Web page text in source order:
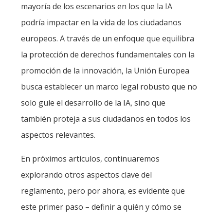
mayoría de los escenarios en los que la IA
podría impactar en la vida de los ciudadanos
europeos. A través de un enfoque que equilibra
la protección de derechos fundamentales con la
promoción de la innovación, la Unión Europea
busca establecer un marco legal robusto que no
solo guíe el desarrollo de la IA, sino que
también proteja a sus ciudadanos en todos los
aspectos relevantes.
En próximos artículos, continuaremos
explorando otros aspectos clave del
reglamento, pero por ahora, es evidente que
este primer paso – definir a quién y cómo se